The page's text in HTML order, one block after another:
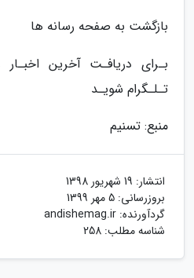
بازگشت به صفحه رسانه ها
بـرای دریافـت آخرین
تـلـگرام شویـد
منبع: تسنیم
انتشار: 19 شهریور 1398
بروزرسانی: 5 مهر 1399
گردآورنده: andishemag.ir
شناسه مطلب: 258